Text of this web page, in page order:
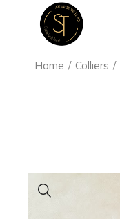
Home Colliers